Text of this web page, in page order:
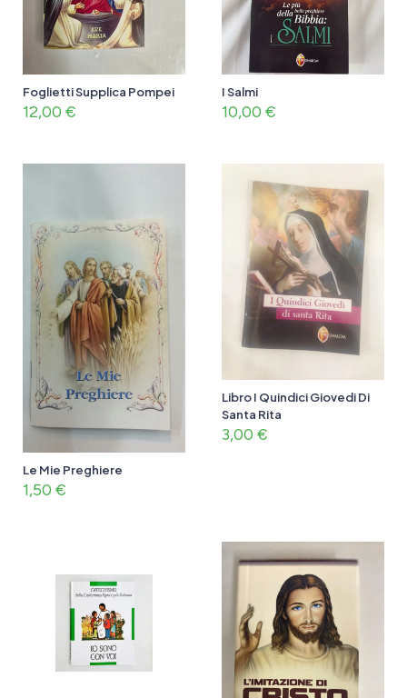
Foglietti Supplica Pompei
12,00 €
I Salmi
10,00 €
Le Mie Preghiere
1,50 €
Libro I Quindici Giovedi Di
Santa Rita
3,00 €